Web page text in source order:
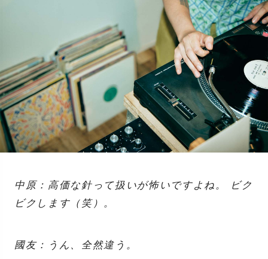
中原：高価な針って扱いが怖いですよね。 ビク
ビクします（笑）。
國友：うん、全然違う。